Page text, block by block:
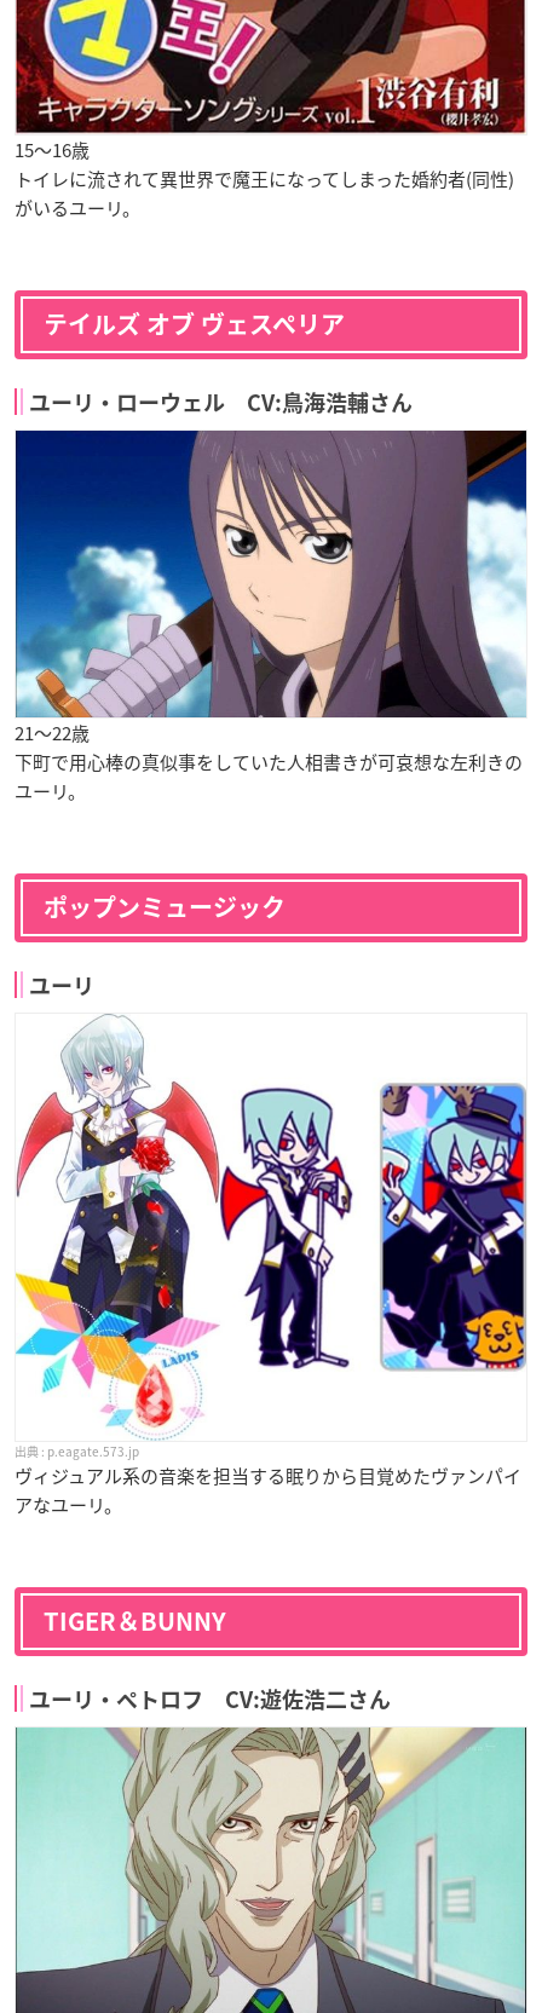
15〜16歳
トイレに流されて異世界で魔王になってしまった婚約者(同性)
がいるユーリ。
テイルズ オブ ヴェスペリア
ユーリ・ローウェル CV:鳥海浩輔さん
21〜22歳
下町で用心棒の真似事をしていた人相書きが可哀想な左利きの
ユーリ。
ポップンミュージック
ユーリ
p.eagate.573.jp
ヴィジュアル系の音楽を担当する眠りから目覚めたヴァンパイ
アなユーリ。
TIGER＆BUNNY
ユーリ・ペトロフ CV:遊佐浩二さん